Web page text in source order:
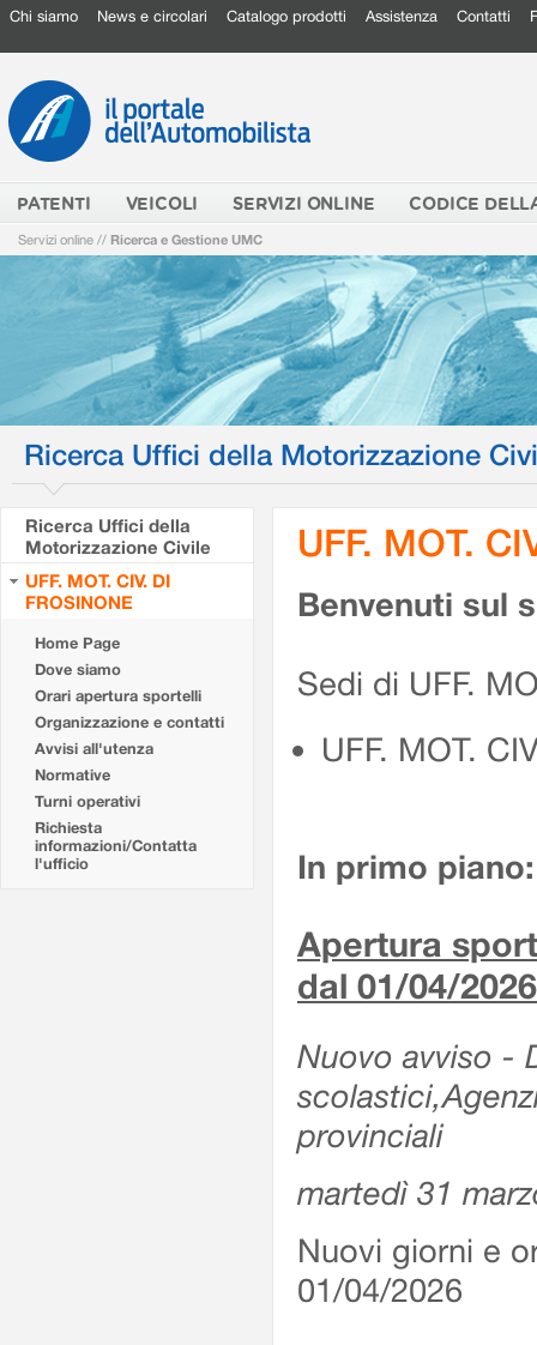
Chi siamo News e circolari Catalogo prodotti Assistenza Contatti
PATENTI VEICOLI SERVIZI ONLINE CODICE
Servizi online // Ricerca e Gestione UMC
Ricerca Uffici della Motorizzazione
Ricerca Uffici della
Motorizzazione Civile
UFF. MOT. CIV. DI
FROSINONE
Home Page
Dove siamo
Orari apertura sportelli
Organizzazione e contatti
Avvisi all'utenza
Normative
Turni operativi
Richiesta
informazioni/Contatta
l'ufficio
UFF. MOT.
Benvenuti sul
Sedi di UFF.
UFF. MOT.
In primo piano:
Apertura
dal 01/04/2026
Nuovo avviso -
provinciali
martedì 31
Nuovi giorni e
01/04/2026